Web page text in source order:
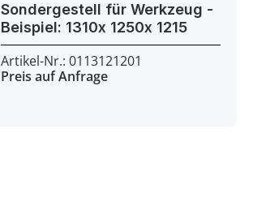
Sondergestell für Werkzeug -
Beispiel: 1310x 1250x 1215
Artikel-Nr.: 0113121201
Preis auf Anfrage